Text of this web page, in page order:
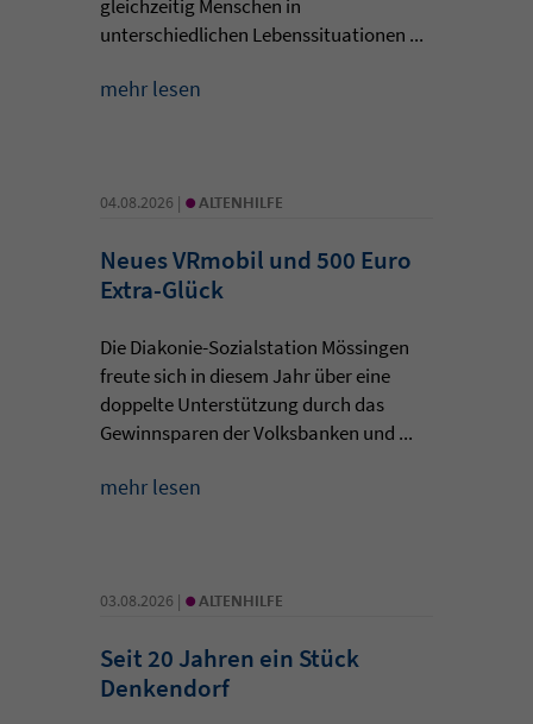
gleichzeitig Menschen in
unterschiedlichen Lebenssituationen ...
mehr lesen
04.08.2026 | • ALTENHILFE
Neues VRmobil und 500 Euro
Extra-Glück
Die Diakonie-Sozialstation Mössingen
freute sich in diesem Jahr über eine
doppelte Unterstützung durch das
Gewinnsparen der Volksbanken und ...
mehr lesen
03.08.2026 | • ALTENHILFE
Seit 20 Jahren ein Stück
Denkendorf